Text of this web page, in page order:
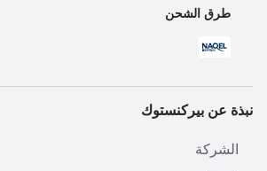
طرق الشحن
نبذة عن بيركنستوك
الشركة